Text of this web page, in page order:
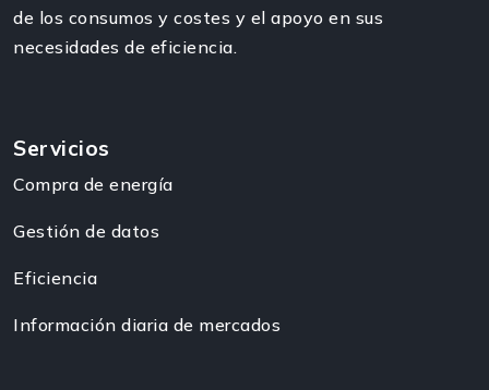
de los consumos y costes y el apoyo en sus
necesidades de eficiencia.
Servicios
Compra de energía
Gestión de datos
Eficiencia
Información diaria de mercados